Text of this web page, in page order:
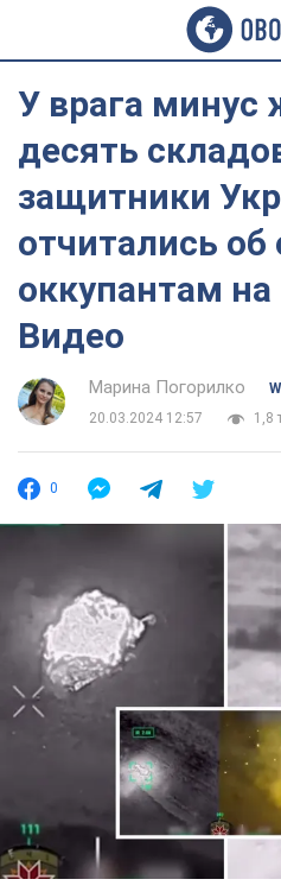
У врага минус
десять
защитники
отчитались об
оккупантам на
Видео
Марина Погорилко
20.03.2024 12:57
1,8
0